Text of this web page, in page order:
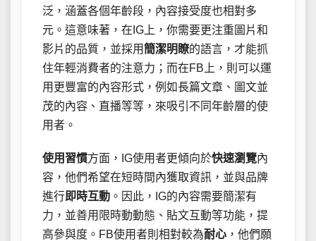
泛，涵蓋各個年齡段，內容接受度也相對多
元。這意味著，在IG上，你需要更注重圖片和
影片的品質，並採用簡潔明瞭的語言，才能抓
住年輕消費者的注意力；而在FB上，則可以運
用更豐富的內容形式，例如長篇文章、圖文並
茂的內容、直播等等，來吸引不同年齡層的使
用者。
使用習慣方面，IG使用者更傾向於快速瀏覽內
容，他們希望在短時間內獲取資訊，並與品牌
進行即時互動 。因此，IG的內容需要簡潔有
力，並善用限時動動態、貼文互動等功能，提
高參與度。FB使用者則相對較為耐心 ，他們願